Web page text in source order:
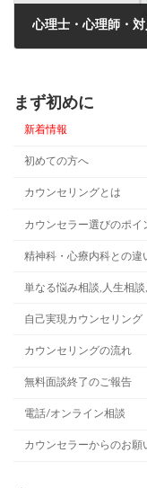
心理士・心理師・
まず初めに
新着情報
初めての方へ
カウンセリングとは
カウンセラー選びのポイ
精神科・心療内科との違
単なる悩み相談,人生相談
自己実現カウンセリング
カウンセリングの流れ
無料面談終了のご報告
電話/オンライン相談
カウンセラーからのお願